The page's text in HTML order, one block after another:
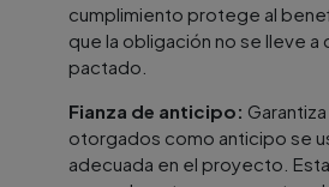
cumplimiento protege al
que la obligación no se lleve a
pactado.
Fianza de anticipo:
otorgados como anticipo se
adecuada en el proyecto.